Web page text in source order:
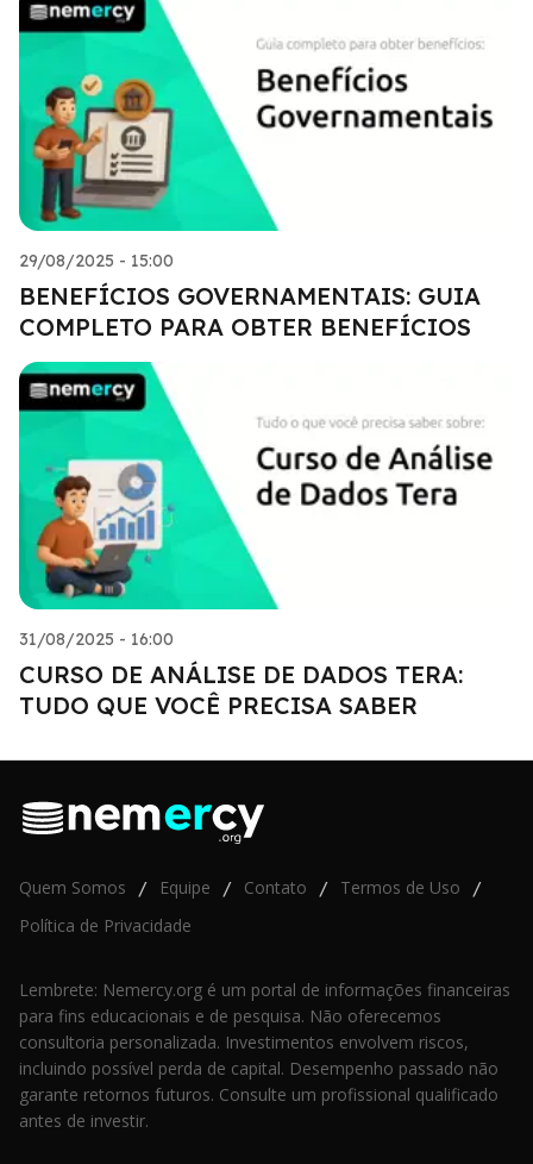
29/08/2025 - 15:00
BENEFÍCIOS GOVERNAMENTAIS: GUIA
COMPLETO PARA OBTER BENEFÍCIOS
31/08/2025 - 16:00
CURSO DE ANÁLISE DE DADOS TERA:
TUDO QUE VOCÊ PRECISA SABER
Quem Somos / Equipe / Contato / Termos de Uso /
Política de Privacidade
Lembrete: Nemercy.org é um portal de informações financeiras
para fins educacionais e de pesquisa. Não oferecemos
consultoria personalizada. Investimentos envolvem riscos,
incluindo possível perda de capital. Desempenho passado não
garante retornos futuros. Consulte um profissional qualificado
antes de investir.